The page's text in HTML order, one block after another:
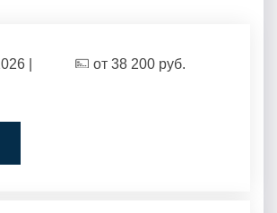
|
от38 200 руб.